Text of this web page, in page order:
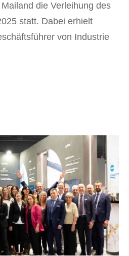
die Verleihung des
statt. Dabei erhielt
von Industrie